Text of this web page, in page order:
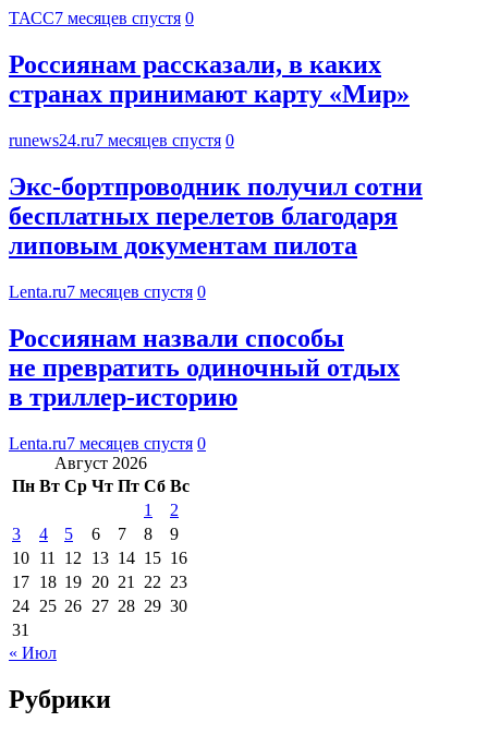
ТАСС7 месяцев спустя 0
Россиянам рассказали, в каких
странах принимают карту «Мир»
runews24.ru7 месяцев спустя 0
Экс-бортпроводник получил сотни
бесплатных перелетов благодаря
липовым документам пилота
Lenta.ru7 месяцев спустя 0
Россиянам назвали способы
не превратить одиночный отдых
в триллер-историю
Lenta.ru7 месяцев спустя 0
Август 2026
Пн Вт Ср Чт Пт Сб Вс
1
2
3
4 5 6 7 8
9
10 11 12 13 14 15 16
17 18 19 20 21 22 23
24 25 26 27 28 29 30
31
« Июл
Рубрики